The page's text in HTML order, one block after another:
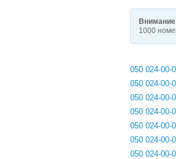
1000
050 024-00-
050 024-00-
050 024-00-
050 024-00-
050 024-00-
050 024-00-
050 024-00-